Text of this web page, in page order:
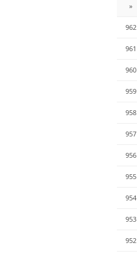
»
962
961
960
959
958
957
956
955
954
953
952